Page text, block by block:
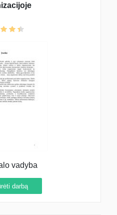
vadyba
darbą